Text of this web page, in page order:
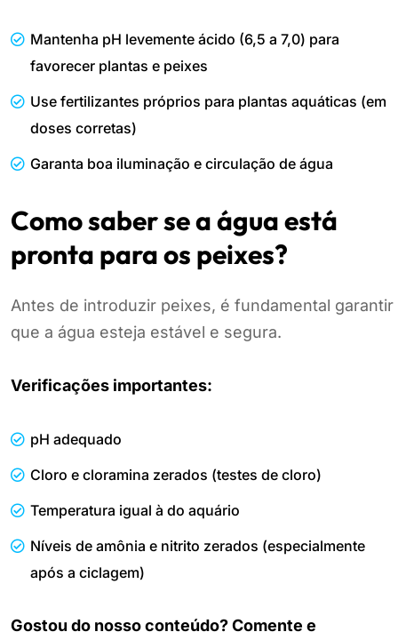
Mantenha pH levemente ácido (6,5 a 7,0) para
favorecer plantas e peixes
Use fertilizantes próprios para plantas aquáticas (em
doses corretas)
Garanta boa iluminação e circulação de água
Como saber se a água está
pronta para os peixes?
Antes de introduzir peixes, é fundamental garantir
que a água esteja estável e segura.
Verificações importantes:
pH adequado
Cloro e cloramina zerados (testes de cloro)
Temperatura igual à do aquário
Níveis de amônia e nitrito zerados (especialmente
após a ciclagem)
Gostou do nosso conteúdo? Comente e